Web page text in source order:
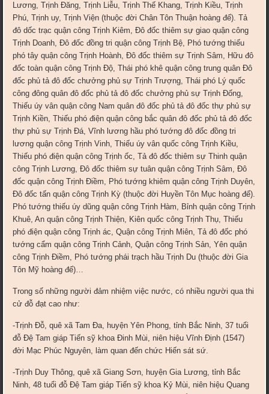
Lương, Trịnh Đăng, Trịnh Liễu, Trịnh Thế Khang, Trịnh Kiều, Trịnh
Phú, Trịnh uy, Trịnh Viện (thuộc đời Chân Tôn Thuận hoàng đế). Tả
đô dốc trạc quận công Trịnh Kiêm, Đô đốc thiêm sự giao quận công
Trịnh Doanh, Đô đốc đồng tri quận công Trịnh Bệ, Phó tướng thiếu
phó tây quận công Trịnh Hoành, Đô đốc thiêm sự Trịnh Sâm, Hữu đô
đốc toàn quận công Trịnh Độ, Thái phó khê quận công trung quân Đô
đốc phủ tả đô đốc chưởng phủ sự Trịnh Trượng, Thái phó Lý quốc
công đông quân đô đốc phủ tả đô đốc chưởng phủ sự Trịnh Đống,
Thiếu úy vân quận công Nam quân đô đốc phủ tả đô đốc thự phủ sự
Trịnh Kiền, Thiếu phó điện quận công bắc quân đô đốc phủ tả đô đốc
thự phủ sự Trịnh Đá, Vĩnh lương hầu phó tướng đô đốc đồng tri
lương quận công Trịnh Vinh, Thiếu úy vân quốc công Trịnh Kiều,
Thiếu phó điện quận công Trịnh ốc, Tả đô đốc thiêm sự Thinh quận
công Trịnh Lương, Đô đốc thiêm sự tuân quận công Trịnh Sâm, Đô
đốc quận công Trịnh Điềm, Phó tướng khiêm quận công Trịnh Duyên,
Đô đốc tấn quận công Trịnh Kỳ (thuộc đời Huyền Tôn Mục hoàng đế).
Phó tướng thiếu úy dũng quận công Trịnh Hàm, Bỉnh quận công Trịnh
Khuê, An quận công Trịnh Thiện, Kiên quốc công Trịnh Thụ, Thiếu
phó điện quận công Trịnh ác, Quận công Trịnh Miên, Tả đô đốc phó
tướng cẩm quận công Trịnh Cảnh, Quận công Trịnh Sản, Yên quận
công Trịnh Điềm, Phó tướng phái trạch hầu Trịnh Du (thuộc đời Gia
Tôn Mỹ hoàng đế)…
Trong số những người đảm nhiệm việc nước, có nhiều người qua thi
cử đỗ đạt cao như:
-Trịnh Đỗ, quê xã Tam Đa, huyện Yên Phong, tỉnh Bắc Ninh, 37 tuổi
đỗ Đệ Tam giáp Tiến sỹ khoa Đinh Mùi, niên hiệu Vĩnh Định (1547)
đời Mạc Phúc Nguyên, làm quan đến chức Hiến sát sứ.
-Trịnh Duy Thông, quê xã Giang Sơn, huyện Gia Lương, tỉnh Bắc
Ninh, 48 tuổi đỗ Đệ Tam giáp Tiến sỹ khoa Kỷ Mùi, niên hiệu Quang